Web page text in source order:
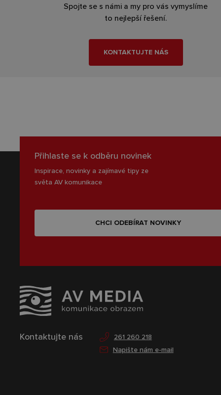
Spojte se s námi a my pro vás vymyslíme
to nejlepší řešení.
KONTAKTUJTE NÁS
Kontaktujte nás
261 260 218
Napište nám e-mail
Přihlaste se k odběru novinek
Inspirace, novinky a zajímavé tipy ze
světa AV komunikace
CHCI ODEBÍRAT NOVINKY